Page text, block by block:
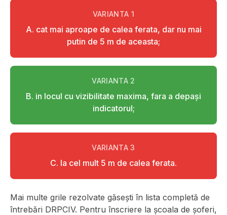
VARIANTA 1
A. cat mai aproape de calea ferata, dar nu mai
putin de 5 m de aceasta;
VARIANTA 2
B. in locul cu vizibilitate maxima, fara a depaşi
indicatorul;
VARIANTA3
C. la cel mult 5 m de calea ferata.
Mai multe grile rezolvate găsești în lista completă de
întrebări DRPCIV. Pentru înscriere la școala de șoferi,